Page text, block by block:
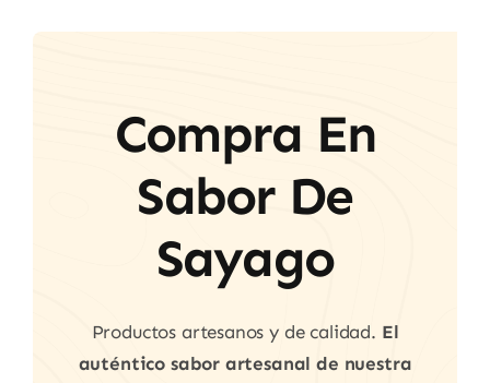
Compra En
Sabor De
Sayago
Productos artesanos y de calidad. El
auténtico sabor artesanal de nuestra